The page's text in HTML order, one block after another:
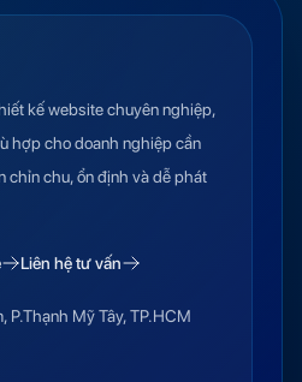
kế website chuyên nghiệp,
hợp cho doanh nghiệp cần
chỉn chu, ổn định và dễ phát
Liên hệ tư vấn
P.Thạnh Mỹ Tây, TP.HCM